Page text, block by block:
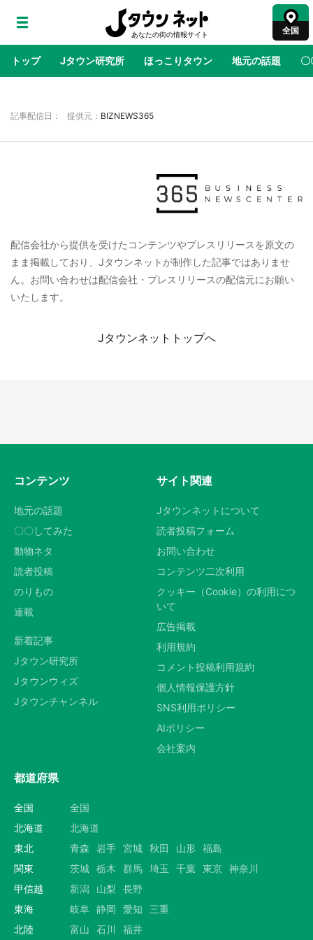
全国
選択する
トップ Jタウン研究所 ほっこりタウン 地元の話題 〇
【7／31～1／31】
の「猫猫像」も【8／1～10／26】
日向翔陽＆影山飛雄が笹かまを食べる！ アニ
『小林さんちのメイドラゴン』と舞台のモデ
記事配信日： 提供元： BIZNEWS365
配信会社から提供を受けたコンテンツやプレスリリースを原文の
まま掲載しており、Jタウンネットが制作した記事ではありませ
ん。お問い合わせは配信会社・プレスリリースの配信元にお願い
いたします。
Jタウンネットトップへ
コンテンツ
地元の話題
〇〇してみた
動物ネタ
読者投稿
のりもの
連載
新着記事
Jタウン研究所
Jタウンウィズ
Jタウンチャンネル
サイト関連
Jタウンネットについて
読者投稿フォーム
お問い合わせ
コンテンツ二次利用
クッキー（Cookie）の利用につ
いて
広告掲載
利用規約
コメント投稿利用規約
個人情報保護方針
SNS利用ポリシー
AIポリシー
会社案内
都道府県
全国
全国
北海道
北海道
東北
青森 岩手 宮城 秋田 山形 福島
関東
茨城 栃木 群馬 埼玉 千葉 東京 神奈川
甲信越
新潟 山梨
長野
東海
岐阜 静岡 愛知
三重
北陸
富山 石川 福井